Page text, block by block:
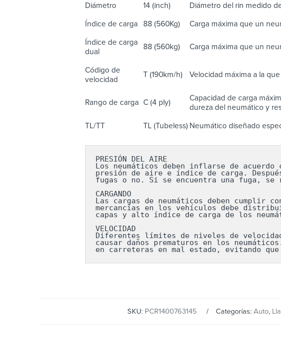
Diámetro 14 (inch) Diámetro del rin medido
Índice de carga 88 (560Kg) Carga máxima que un
Índice de carga
dual
88 (560kg) Carga máxima que un
Código de
velocidad
T (190km/h) Velocidad máxima a la
Rango de carga C (4 ply)
Capacidad de carga
dureza del neumático y
TL/TT TL (Tubeless) Neumático diseñado
PRESIÓN DEL AIRE
Los neumáticos deben inflarse de
presión de aire e índice de carga.
fugas o no. Si se encuentra una fuga, se
CARGANDO
Las cargas de neumáticos deben cumplir
mercancías en los vehículos debe
capas y alto índice de carga de los
VELOCIDAD
Diferentes límites de niveles de
causar daños prematuros en los
en carreteras en mal estado, evitando
SKU: PCR1400763145 Categorías: Auto,